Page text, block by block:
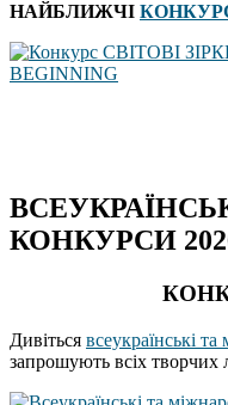
НАЙБЛИЖЧІ
КОНКУРСИ
Дивіться всеукраїнські
запрошують всіх творчих